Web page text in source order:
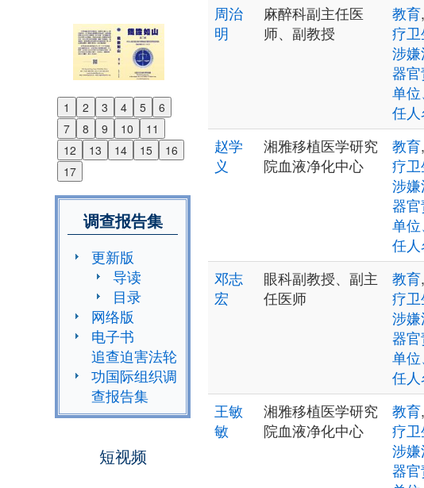
1 2 3 4 5
6
7
8 9 10
11
12
13 14 15
16
17
Previous
Next
调查报告集
更新版
导读
目录
网络版
电子书
追查迫害法轮
功国际组织调
查报告集
短视频
周治
明
麻醉科副主任医
师、副教授
教育,
疗卫
涉
器
单
任
赵学
义
湘雅移植医学研究
院血液净化中心
教育,
疗卫
涉
器
单
任
邓志
宏
眼科副教授、副主
任医师
教育,
疗卫
涉
器
单
任
王敏
敏
湘雅移植医学研究
院血液净化中心
教育,
疗卫
涉
器